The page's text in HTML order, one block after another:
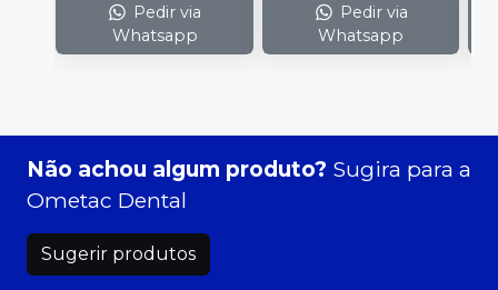
Pedir via
Whatsapp
Pedir via
Whatsapp
Não achou algum produto? Sugira para a
Ometac Dental
Sugerir produtos